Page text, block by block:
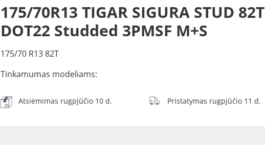
175/70R13 TIGAR SIGURA STUD 82T
DOT22 Studded 3PMSF M+S
175/70 R13 82T
Tinkamumas modeliams:
Atsiėmimas rugpjūčio 10 d. Pristatymas rugpjūčio 11 d.